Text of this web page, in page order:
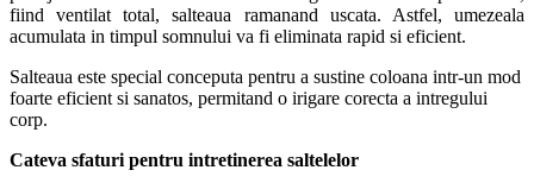
fiind ventilat total, salteaua ramanand uscata. Astfel, umezeala
acumulata in timpul somnului va fi eliminata rapid si eficient.
Salteaua este special conceputa pentru a sustine coloana intr-un mod
foarte eficient si sanatos, permitand o irigare corecta a intregului
corp.
Cateva sfaturi pentru intretinerea saltelelor